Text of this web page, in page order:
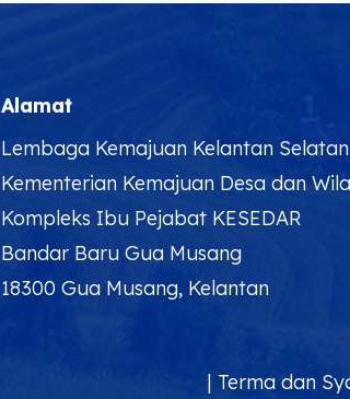
Alamat
Lembaga Kemajuan Kelantan Selatan
Kementerian Kemajuan Desa dan
Kompleks Ibu Pejabat KESEDAR
Bandar Baru Gua Musang
18300 Gua Musang, Kelantan
| Terma dan